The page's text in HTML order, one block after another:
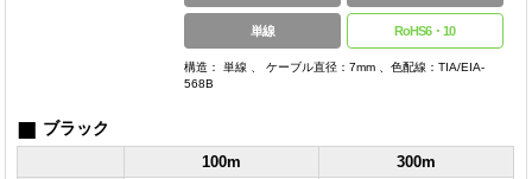
単線 RoHS6・10
構造： 単線 、 ケーブル直径：7mm 、色配線：TIA/EIA-
568B
■ ブラック
100m
300m